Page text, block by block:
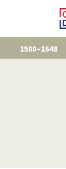
1500–1648